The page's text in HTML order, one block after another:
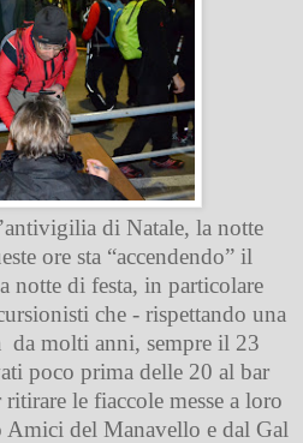
di Natale, la notte
ore sta “accendendo” il
notte di festa, in particolare
che - rispettando una
da molti anni, sempre il 23
poco prima delle 20 al bar
le fiaccole messe a loro
del Manavello e dal Gal